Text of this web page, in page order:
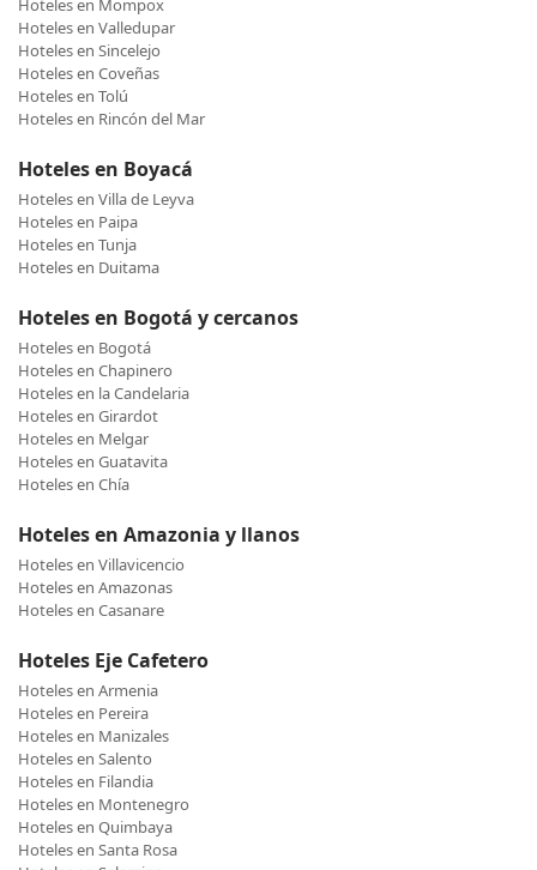
Hoteles en Mompox
Hoteles en Valledupar
Hoteles en Sincelejo
Hoteles en Coveñas
Hoteles en Tolú
Hoteles en Rincón del Mar
Hoteles en Boyacá
Hoteles en Villa de Leyva
Hoteles en Paipa
Hoteles en Tunja
Hoteles en Duitama
Hoteles en Bogotá y cercanos
Hoteles en Bogotá
Hoteles en Chapinero
Hoteles en la Candelaria
Hoteles en Girardot
Hoteles en Melgar
Hoteles en Guatavita
Hoteles en Chía
Hoteles en Amazonia y llanos
Hoteles en Villavicencio
Hoteles en Amazonas
Hoteles en Casanare
Hoteles Eje Cafetero
Hoteles en Armenia
Hoteles en Pereira
Hoteles en Manizales
Hoteles en Salento
Hoteles en Filandia
Hoteles en Montenegro
Hoteles en Quimbaya
Hoteles en Santa Rosa